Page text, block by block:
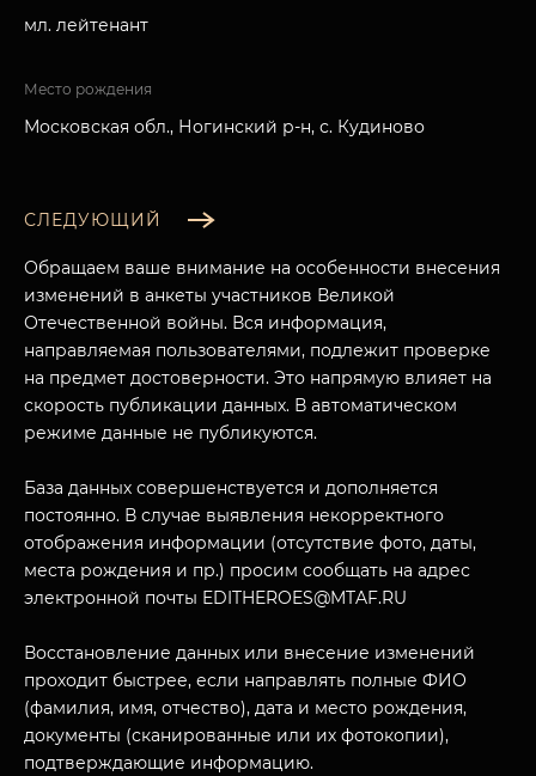
МУЗЕЙНЫЙ КОМПЛЕКС
ПОСЕТИТЕЛЯМ
НАЗАД
мл. лейтенант
Место рождения
Московская обл., Ногинский р-н, с. Кудиново
СЛЕДУЮЩИЙ
Обращаем ваше внимание на особенности внесения
изменений в анкеты участников Великой
Отечественной войны. Вся информация,
направляемая пользователями, подлежит проверке
на предмет достоверности. Это напрямую влияет на
скорость публикации данных. В автоматическом
режиме данные не публикуются.
База данных совершенствуется и дополняется
постоянно. В случае выявления некорректного
отображения информации (отсутствие фото, даты,
места рождения и пр.) просим сообщать на адрес
электронной почты EDITHEROES@MTAF.RU
Восстановление данных или внесение изменений
проходит быстрее, если направлять полные ФИО
(фамилия, имя, отчество), дата и место рождения,
документы (сканированные или их фотокопии),
подтверждающие информацию.